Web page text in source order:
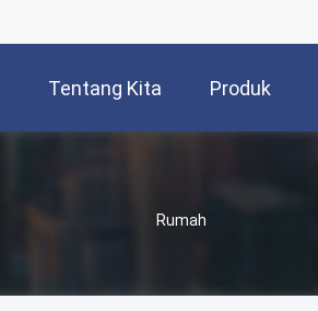
Tentang Kita Produk
Rumah